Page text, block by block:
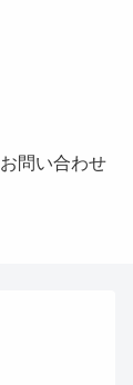
お問い合わせ